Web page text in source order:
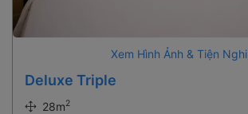
Xem Hình Ảnh & Tiện Nghi
Deluxe Triple
28m2